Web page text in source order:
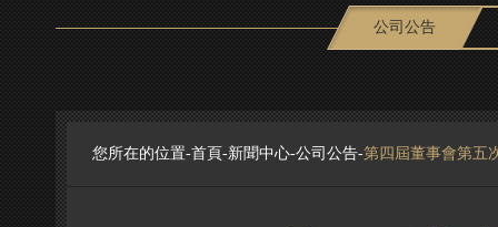
公司公告
您所在的位置-首頁-新聞中心-公司公告-第四屆董事會第五